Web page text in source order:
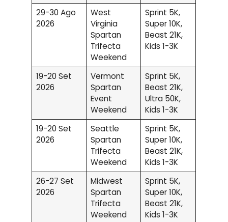
29-30 Ago
2026
West
Virginia
Spartan
Trifecta
Weekend
Sprint 5K,
Super 10K,
Beast 21K,
Kids 1-3K
19-20 Set
2026
Vermont
Spartan
Event
Weekend
Sprint 5K,
Beast 21K,
Ultra 50K,
Kids 1-3K
19-20 Set
2026
Seattle
Spartan
Trifecta
Weekend
Sprint 5K,
Super 10K,
Beast 21K,
Kids 1-3K
26-27 Set
2026
Midwest
Spartan
Trifecta
Weekend
Sprint 5K,
Super 10K,
Beast 21K,
Kids 1-3K